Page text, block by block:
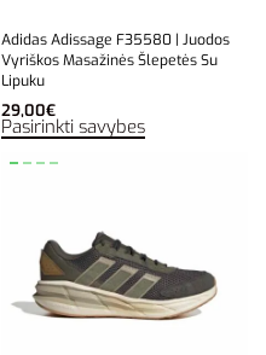
Adidas Adissage F35580 | Juodos
Vyriškos Masažinės Šlepetės Su
Lipuku
29,00€
Pasirinkti savybes